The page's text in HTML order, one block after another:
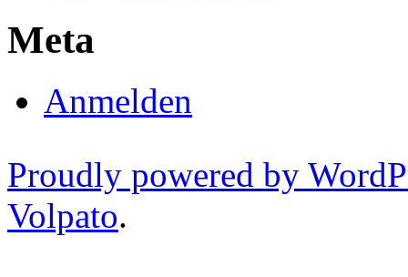
Meta
Anmelden
Proudly powered by
Volpato.